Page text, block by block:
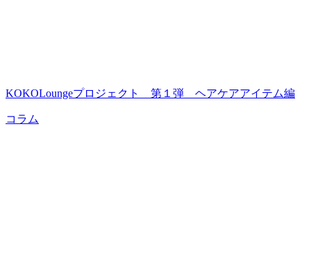
KOKOLoungeプロジェクト 第１弾 ヘアケアアイテム編
コラム